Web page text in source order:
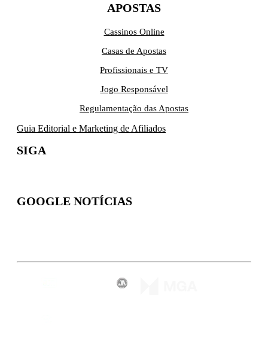
APOSTAS
Cassinos Online
Casas de Apostas
Profissionais e TV
Jogo Responsável
Regulamentação das Apostas
Guia Editorial e Marketing de Afiliados
SIGA
GOOGLE NOTÍCIAS